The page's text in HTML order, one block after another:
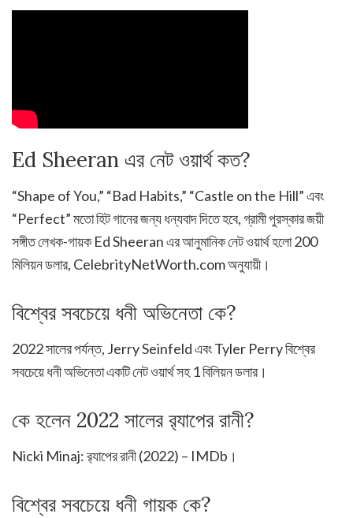
Ed Sheeran এর নেট ওয়ার্থ কত?
“Shape of You,” “Bad Habits,” “Castle on the Hill” এবং
“Perfect” মতো হিট গানের জন্য ধন্যবাদ দিতে হবে, গ্রামী পুরস্কার জয়ী
সঙ্গীত লেখক-গায়ক Ed Sheeran এর আনুমানিক নেট ওয়ার্থ হলো 200
মিলিয়ন ডলার, CelebrityNetWorth.com অনুযায়ী।
বিশ্বের সবচেয়ে ধনী অভিনেতা কে?
2022 সালের পর্যন্ত, Jerry Seinfeld এবং Tyler Perry বিশ্বের
সবচেয়ে ধনী অভিনেতা একটি নেট ওয়ার্থ সহ 1 বিলিয়ন ডলার।
কে হলেন 2022 সালের র‍্যাপের রানী?
Nicki Minaj: র‍্যাপের রানী (2022) – IMDb।
বিশ্বের সবচেয়ে ধনী গায়ক কে?